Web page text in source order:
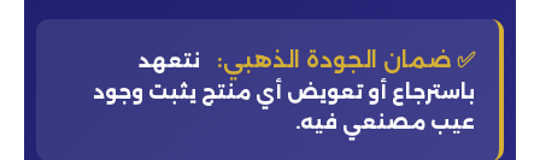
✅ ضمان الجودة الذهبي:
نتعهد
باسترجاع أو تعويض أي منتج يثبت وجود
عيب مصنعي فيه.